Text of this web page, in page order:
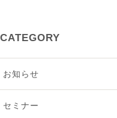
CATEGORY
お知らせ
セミナー